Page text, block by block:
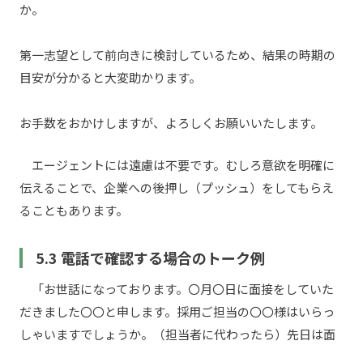
か。
第一志望として前向きに検討しているため、結果の時期の
目安が分かると大変助かります。
お手数をおかけしますが、よろしくお願いいたします。
エージェントには遠慮は不要です。むしろ意欲を明確に
伝えることで、企業への後押し（プッシュ）をしてもらえ
ることもあります。
5.3 電話で確認する場合のトーク例
「お世話になっております。〇月〇日に面接をしていた
だきました〇〇と申します。採用ご担当の〇〇様はいらっ
しゃいますでしょうか。（担当者に代わったら）先日は面